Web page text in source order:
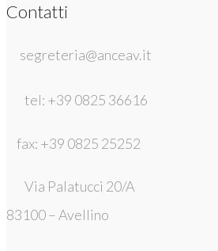
Contatti
segreteria@anceav.it
tel: +39 0825 36616
fax: +39 0825 25252
Via Palatucci 20/A
83100 – Avellino